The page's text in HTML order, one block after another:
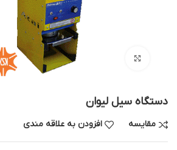
بزرگنمایی تصویر
دستگاه سیل لیوان
مقایسه افزودن به علاقه مندی